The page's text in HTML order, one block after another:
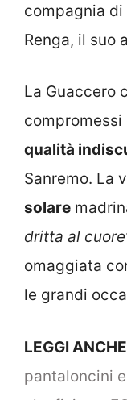
compagnia di
Renga, il suo
La Guaccero
qualità
Sanremo. La
solare
dritta al
omaggiata
le grandi
LEGGI ANCHE
pantaloncini